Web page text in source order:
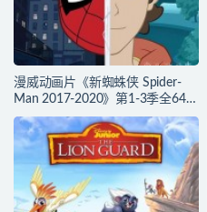
漫威动画片《新蜘蛛侠 Spider-
Man 2017-2020》第1-3季全64集
多国语言(含国语)+多国字幕(含中
文) 官方纯净收藏版
720P/MKV/27.9G 动画片蜘蛛侠
下载